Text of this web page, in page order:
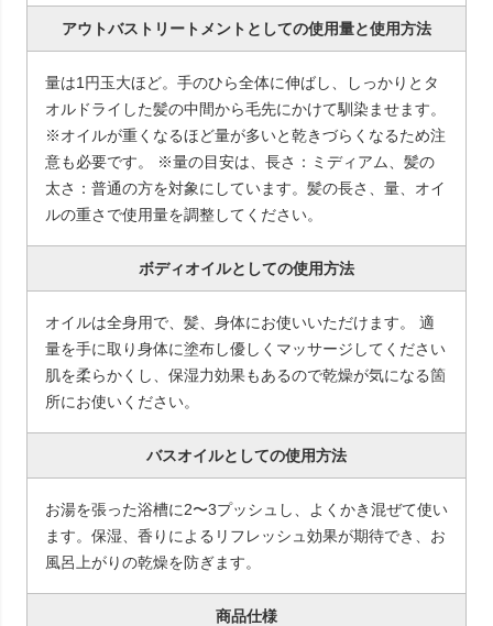
アウトバストリートメントとしての使用量と使用方法
量は1円玉大ほど。手のひら全体に伸ばし、しっかりとタ
オルドライした髪の中間から毛先にかけて馴染ませます。
※オイルが重くなるほど量が多いと乾きづらくなるため注
意も必要です。 ※量の目安は、長さ：ミディアム、髪の
太さ：普通の方を対象にしています。髪の長さ、量、オイ
ルの重さで使用量を調整してください。
ボディオイルとしての使用方法
オイルは全身用で、髪、身体にお使いいただけます。 適
量を手に取り身体に塗布し優しくマッサージしてください
肌を柔らかくし、保湿力効果もあるので乾燥が気になる箇
所にお使いください。
バスオイルとしての使用方法
お湯を張った浴槽に2〜3プッシュし、よくかき混ぜて使い
ます。保湿、香りによるリフレッシュ効果が期待でき、お
風呂上がりの乾燥を防ぎます。
商品仕様